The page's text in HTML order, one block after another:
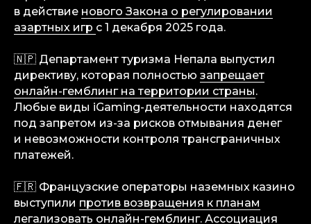
в действие нового Закона о регулировании
азартных игр с 1 декабря 2025 года.
🇳🇵 Департамент туризма Непала выпустил
директиву, которая полностью запрещает
онлайн-гемблинг на территории страны.
Любые виды iGaming-деятельности находятся
под запретом из-за рисков отмывания денег
и невозможности контроля трансграничных
платежей.
🇫🇷 Французские операторы наземных казино
выступили против возвращения к планам
легализовать онлайн-гемблинг. Ассоциация